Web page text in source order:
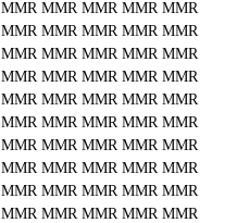
MMR MMR MMR MMR MMR
MMR MMR MMR MMR MMR
MMR MMR MMR MMR MMR
MMR MMR MMR MMR MMR
MMR MMR MMR MMR MMR
MMR MMR MMR MMR MMR
MMR MMR MMR MMR MMR
MMR MMR MMR MMR MMR
MMR MMR MMR MMR MMR
MMR MMR MMR MMR MMR